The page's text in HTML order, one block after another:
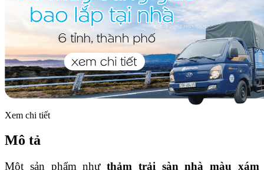
Xem chi tiết
Mô tả
Một sản phẩm nhưthảm trải sàn nhà màu xám